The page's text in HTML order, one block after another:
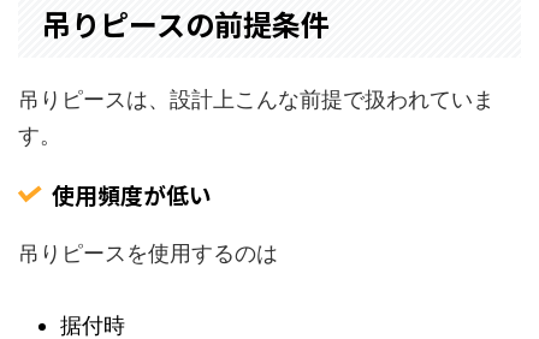
吊りピースの前提条件
吊りピースは、設計上こんな前提で扱われていま
す。
使用頻度が低い
吊りピースを使用するのは
据付時